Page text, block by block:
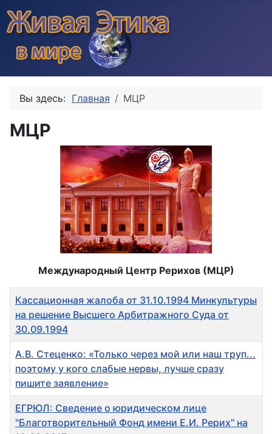
Вы здесь: Главная МЦР
МЦР
Международный Центр Рерихов (МЦР)
Заголовок
Кассационная жалоба от 31.10.1994 Минкультуры
на решение Высшего Арбитражного Суда от
30.09.1994
А.В. Стеценко: «Только через мой или наш труп...
поэтому у кого слабые нервы, лучше сразу
пишите заявление»
ЕГРЮЛ: Сведение о юридическом лице
"Благотворительный Фонд имени Е.И. Рерих" на